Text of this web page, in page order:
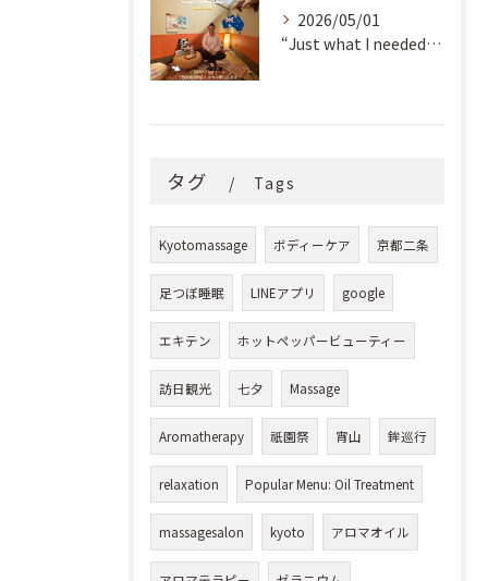
2026/05/01
“Just what I needed!” ✨
タグ Tags
Kyotomassage ボディーケア 京都二条
足つぼ睡眠 LINEアプリ google
エキテン ホットペッパービューティー
訪日観光 七夕 Massage
Aromatherapy 祇園祭 宵山 鉾巡行
relaxation Popular Menu: Oil Treatment
massagesalon kyoto アロマオイル